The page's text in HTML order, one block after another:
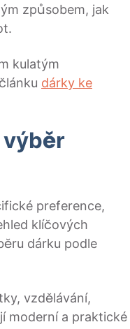
způsobem, jak
kulatým
dárky ke
preference,
klíčových
dárku podle
vzdělávání,
moderní a praktické